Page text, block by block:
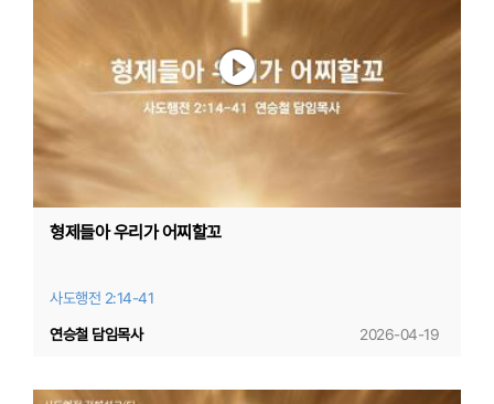
형제들아 우리가 어찌할꼬
사도행전 2:14-41
2026-04-19
연승철 담임목사